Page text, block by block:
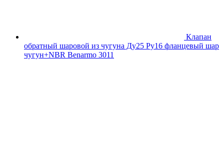
Клапан
обратный шаровой из чугуна Ду25 Ру16 фланцевый шар
чугун+NBR Benarmo 3011